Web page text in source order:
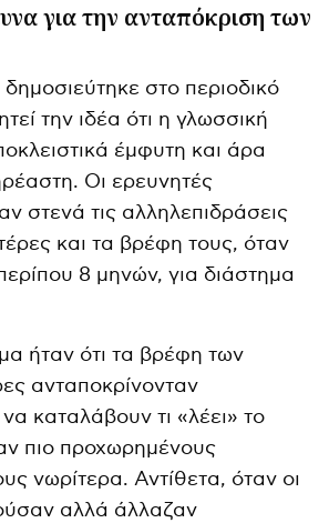
για την ανταπόκριση των
στο περιοδικό
την ιδέα ότι η γλωσσική
έμφυτη και άρα
Οι ερευνητές
στενά τις αλληλεπιδράσεις
και τα βρέφη τους, όταν
8 μηνών, για διάστημα
ήταν ότι τα βρέφη των
ανταποκρίνονταν
καταλάβουν τι «λέει» το
πιο προχωρημένους
νωρίτερα. Αντίθετα, όταν οι
αλλά άλλαζαν